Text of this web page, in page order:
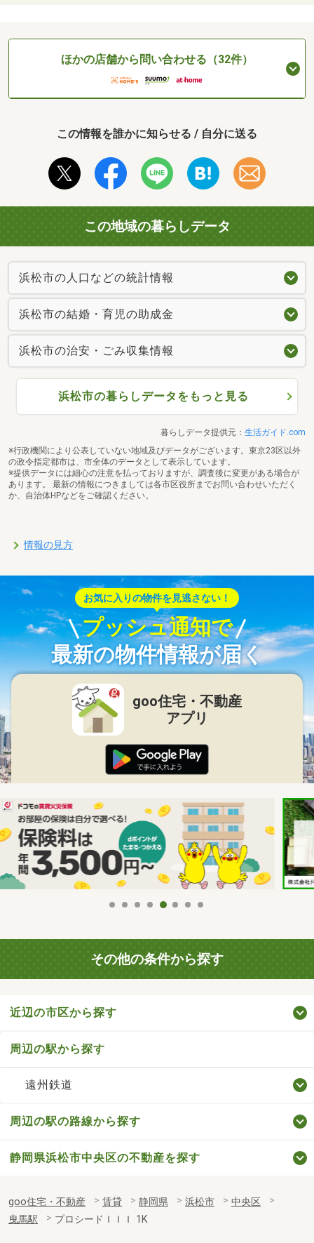
ほかの店舗から問い合わせる（32件）
この情報を誰かに知らせる / 自分に送る
この地域の暮らしデータ
浜松市の人口などの統計情報
浜松市の結婚・育児の助成金
浜松市の治安・ごみ収集情報
浜松市の暮らしデータをもっと見る
暮らしデータ提供元： 生活ガイド.com
※行政機関により公表していない地域及びデータがございます。東京23区以外
の政令指定都市は、市全体のデータとして表示しています。
※提供データには細心の注意を払っておりますが、調査後に変更がある場合が
あります。 最新の情報につきましては各市区役所までお問い合わせいただく
か、自治体HPなどをご確認ください。
情報の見方
お気に入りの物件を見逃さない！
プッシュ通知で
最新の物件情報が届く
goo住宅・不動産
アプリ
その他の条件から探す
近辺の市区から探す
周辺の駅から探す
遠州鉄道
周辺の駅の路線から探す
静岡県浜松市中央区の不動産を探す
goo住宅・不動産 賃貸 静岡県 浜松市
中央区
曳馬駅
プロシードＩＩＩ 1K